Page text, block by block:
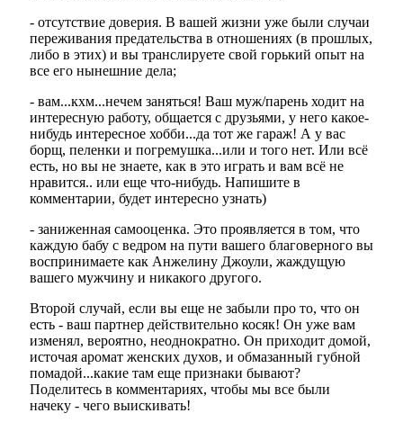
- отсутствие доверия. В вашей жизни уже были случаи
переживания предательства в отношениях (в прошлых,
либо в этих) и вы транслируете свой горький опыт на
все его нынешние дела;
- вам...кхм...нечем заняться! Ваш муж/парень ходит на
интересную работу, общается с друзьями, у него какое-
нибудь интересное хобби...да тот же гараж! А у вас
борщ, пеленки и погремушка...или и того нет. Или всё
есть, но вы не знаете, как в это играть и вам всё не
нравится.. или еще что-нибудь. Напишите в
комментарии, будет интересно узнать)
- заниженная самооценка. Это проявляется в том, что
каждую бабу с ведром на пути вашего благоверного вы
воспринимаете как Анжелину Джоули, жаждущую
вашего мужчину и никакого другого.
Второй случай, если вы еще не забыли про то, что он
есть - ваш партнер действительно косяк! Он уже вам
изменял, вероятно, неоднократно. Он приходит домой,
источая аромат женских духов, и обмазанный губной
помадой...какие там еще признаки бывают?
Поделитесь в комментариях, чтобы мы все были
начеку - чего выискивать!